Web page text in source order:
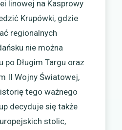
linowej na Kasprowy
Krupówki, gdzie
regionalnych
nie można
po Długim Targu oraz
II Wojny Światowej,
tego ważnego
decyduje się także
stolic,